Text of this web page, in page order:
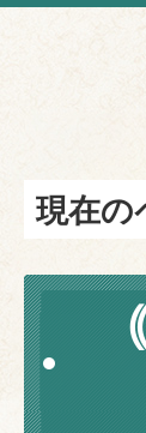
現在の